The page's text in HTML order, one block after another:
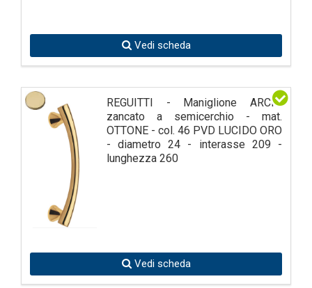
Vedi scheda
REGUITTI - Maniglione ARCHI
zancato a semicerchio - mat.
OTTONE - col. 46 PVD LUCIDO ORO
- diametro 24 - interasse 209 -
lunghezza 260
Vedi scheda